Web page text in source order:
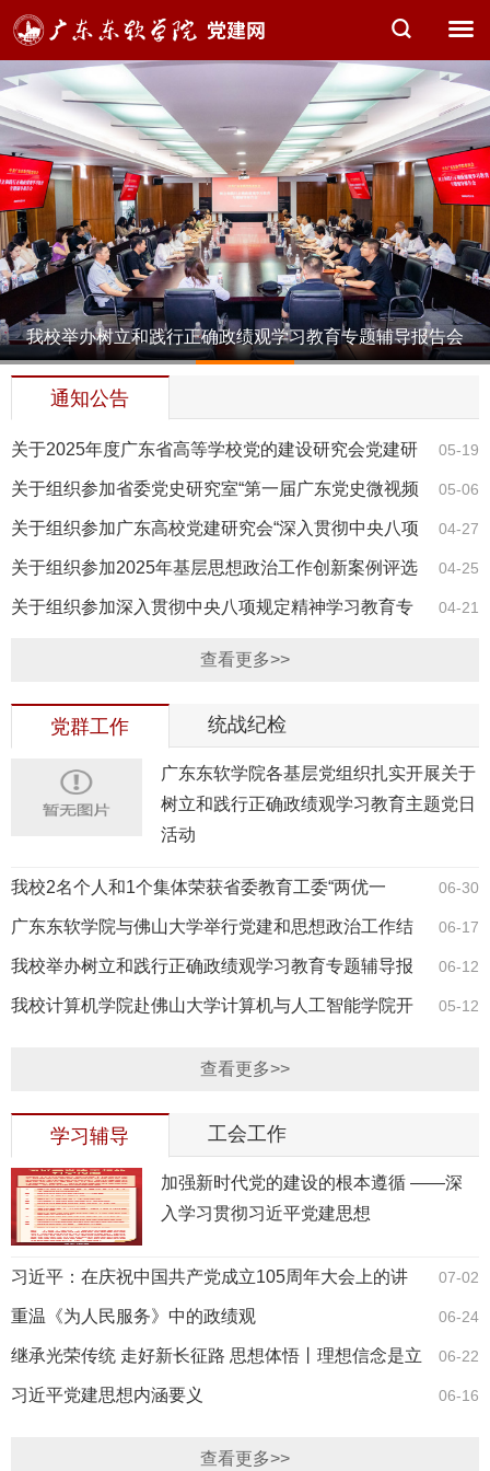
我校举办树立和践行正确政绩观学习教育专题辅导报告会
2
通知公告
05-19
关于2025年度广东省高等学校党的建设研究会党建研
究课题申报的… 05-06
关于组织参加省委党史研究室“第一届广东党史微视频
征集展示活… 04-27
关于组织参加广东高校党建研究会“深入贯彻中央八项
规定精神学… 04-25
关于组织参加2025年基层思想政治工作创新案例评选
活动的通知 04-21
关于组织参加深入贯彻中央八项规定精神学习教育专
查看更多>>
党群工作 统战纪检
广东东软学院各基层党组织扎实开展关于
树立和践行正确政绩观学习教育主题党日
活动
06-30
我校2名个人和1个集体荣获省委教育工委“两优一
先”荣誉称号 06-17
广东东软学院与佛山大学举行党建和思想政治工作结
对共建签约仪式 06-12
我校举办树立和践行正确政绩观学习教育专题辅导报
告会暨领导干部警示教育会 05-12
我校计算机学院赴佛山大学计算机与人工智能学院开
查看更多>>
学习辅导 工会工作
加强‌新时代党的建设的根本遵循 ——深
入学习贯彻习近平党建思想
07-02
习近平：在庆祝中国共产党成立105周年大会上的讲
话 06-24
重温《为人民服务》中的政绩观
06-22
继承光荣传统 走好新长征路 思想体悟丨理想信念是立
党兴党之基 06-16
习近平党建思想内涵要义
查看更多>>